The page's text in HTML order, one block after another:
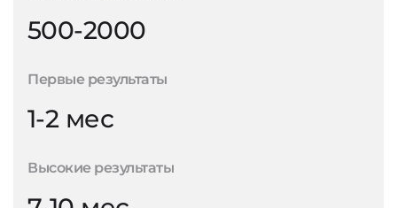
500-2000
Первые результаты
1-2 мес
Высокие результаты